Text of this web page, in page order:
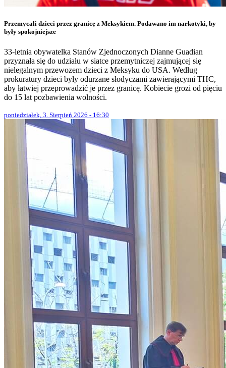
Przemycali dzieci przez granicę z Meksykiem. Podawano im narkotyki, by
były spokojniejsze
33-letnia obywatelka Stanów Zjednoczonych Dianne Guadian
przyznała się do udziału w siatce przemytniczej zajmującej się
nielegalnym przewozem dzieci z Meksyku do USA. Według
prokuratury dzieci były odurzane słodyczami zawierającymi THC,
aby łatwiej przeprowadzić je przez granicę. Kobiecie grozi od pięciu
do 15 lat pozbawienia wolności.
poniedziałek, 3. Sierpień 2026 - 16:30